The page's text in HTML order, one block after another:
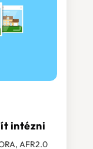
intézni
AFR2.0